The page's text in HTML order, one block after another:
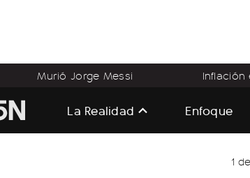
Murió Jorge Messi Inflación
La Realidad Enfoque
1